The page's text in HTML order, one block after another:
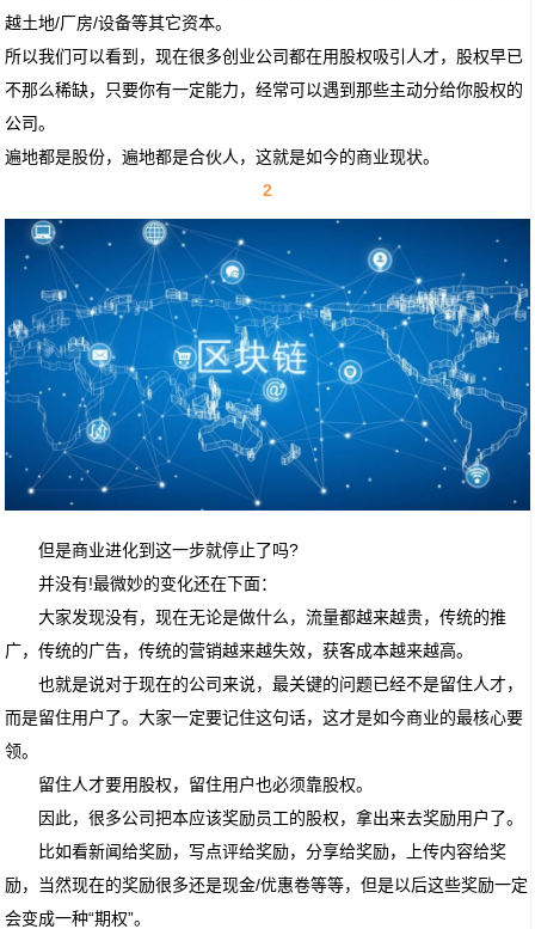
越土地/厂房/设备等其它资本。
所以我们可以看到，现在很多创业公司都在用股权吸引人才，股权早已
不那么稀缺，只要你有一定能力，经常可以遇到那些主动分给你股权的
公司。
遍地都是股份，遍地都是合伙人，这就是如今的商业现状。
2
但是商业进化到这一步就停止了吗?
并没有!最微妙的变化还在下面：
大家发现没有，现在无论是做什么，流量都越来越贵，传统的推
广，传统的广告，传统的营销越来越失效，获客成本越来越高。
也就是说对于现在的公司来说，最关键的问题已经不是留住人才，
而是留住用户了。大家一定要记住这句话，这才是如今商业的最核心要
领。
留住人才要用股权，留住用户也必须靠股权。
因此，很多公司把本应该奖励员工的股权，拿出来去奖励用户了。
比如看新闻给奖励，写点评给奖励，分享给奖励，上传内容给奖
励，当然现在的奖励很多还是现金/优惠卷等等，但是以后这些奖励一定
会变成一种“期权”。